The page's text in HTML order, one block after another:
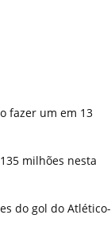
fazer um em 13
milhões nesta
do gol do Atlético-